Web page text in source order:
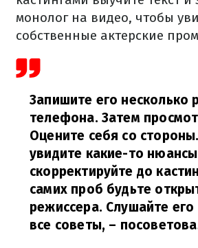
монолог на видео, чтобы
собственные актерские
Запишите его несколько
телефона. Затем
Оцените себя со
увидите какие-то
скорректируйте до
самих проб будьте
режиссера. Слушайте
все советы, –